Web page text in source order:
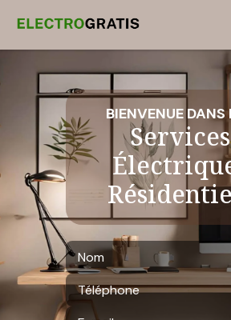
BIENVENUE DANS
Services